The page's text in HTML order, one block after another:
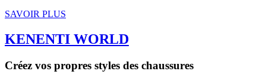
SAVOIR PLUS
KENENTI WORLD
Créez vos propres styles des chaussures